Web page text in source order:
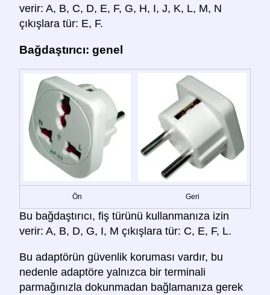
verir: A, B, C, D, E, F, G, H, I, J, K, L, M, N
çıkışlara tür: E, F.
Bağdaştırıcı: genel
Ön Geri
Bu bağdaştırıcı, fiş türünü kullanmanıza izin
verir: A, B, D, G, I, M çıkışlara tür: C, E, F, L.
Bu adaptörün güvenlik koruması vardır, bu
nedenle adaptöre yalnızca bir terminali
parmağınızla dokunmadan bağlamanıza gerek